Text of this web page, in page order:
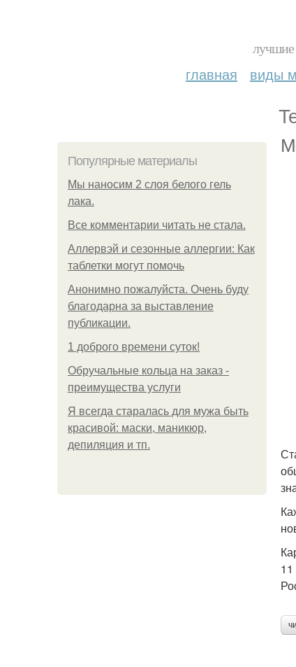
лучшие
главная виды
Популярные материалы
Мы наносим 2 слоя белого гель
лака.
Все комментарии читать не стала.
Аллервэй и сезонные аллергии: Как
таблетки могут помочь
Анонимно пожалуйста. Очень буду
благодарна за выставление
публикации.
1 доброго времени суток!
Обручальные кольца на заказ -
преимущества услуги
Я всегда старалась для мужа быть
красивой: маски, маникюр,
депиляция и тп.
11